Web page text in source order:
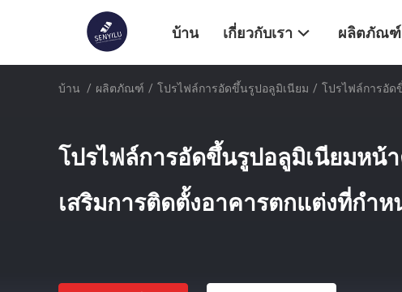
บ้าน เกี่ยวกับเรา ผลิตภัณฑ์
บ้าน / ผลิตภัณฑ์ / โปรไฟล์การอัดขึ้นรูปอลูมิเนียม / โปรไฟล์การอัด
โปรไฟล์การอัดขึ้นรูปอลูมิเนียมหน้
เสริมการติดตั้งอาคารตกแต่งที่กำห